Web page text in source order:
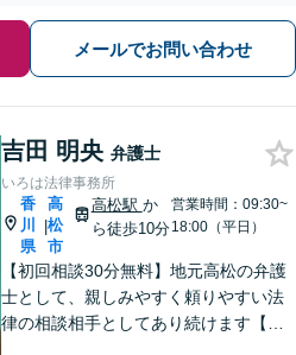
メールでお問い合わせ
吉田 明央 弁護士
いろは法律事務所
香
川
県
|
高
松
市
高松駅 か
ら徒歩10分
営業時間：09:30~
18:00（平日）
【初回相談30分無料】地元高松の弁護
士として、親しみやすく頼りやすい法
律の相談相手としてあり続けます【相